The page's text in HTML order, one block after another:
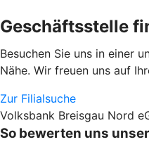
Geschäftsstelle
Besuchen Sie uns in einer
Nähe. Wir freuen uns auf
Zur Filialsuche
Volksbank Breisgau Nord
So bewerten uns